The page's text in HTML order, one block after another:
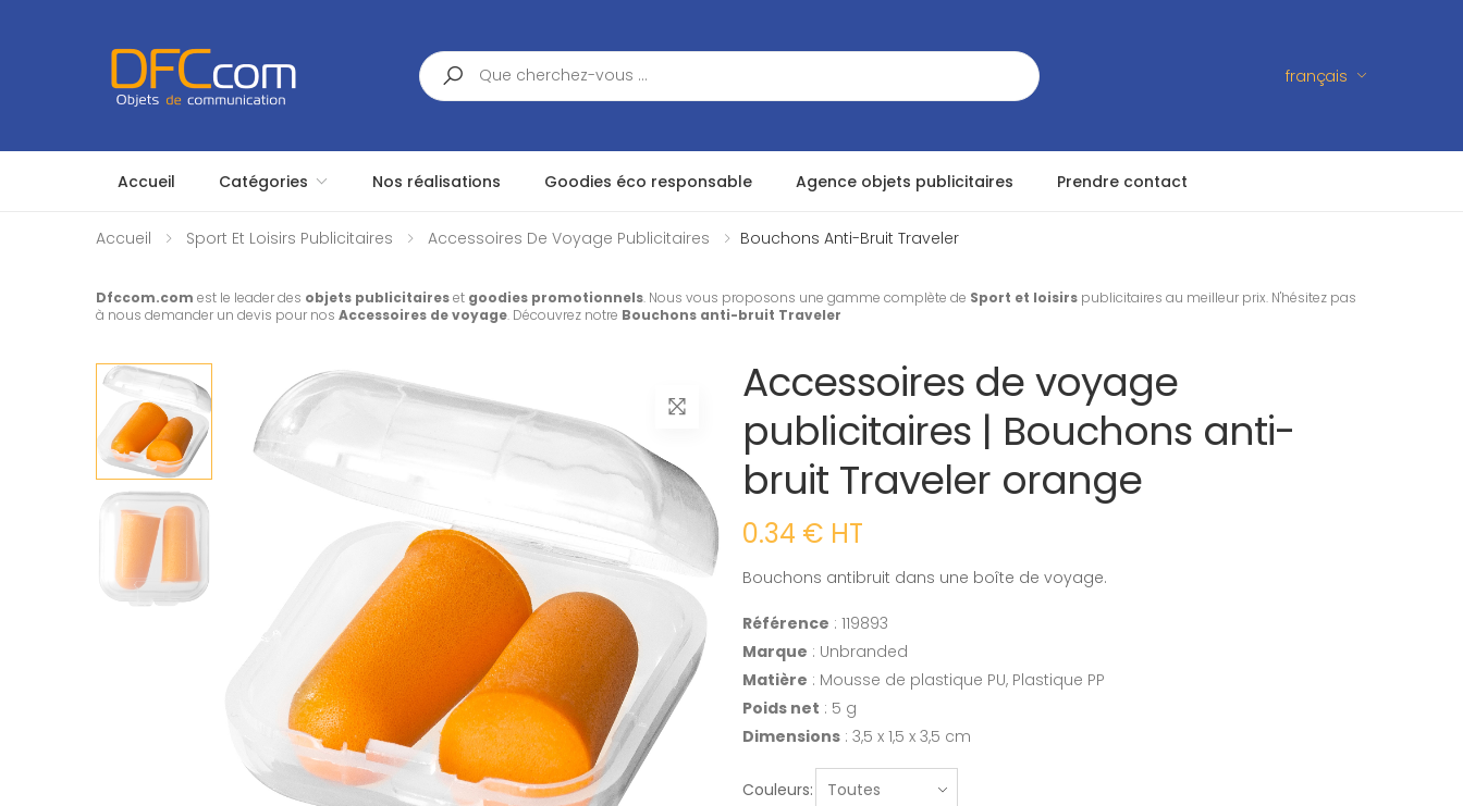
Search
français
Accueil Catégories Nos réalisations Goodies éco responsable Agence objets publicitaires Prendre contact
Accueil Sport Et Loisirs Publicitaires Accessoires De Voyage Publicitaires Bouchons Anti-Bruit Traveler
Dfccom.com est le leader des objets publicitaireset goodies promotionnels. Nous vous proposons une gamme complète de Sport et loisirs publicitaires au meilleur prix. N'hésitez pas
à nous demander un devis pour nos Accessoires de voyage. Découvrez notre Bouchons anti-bruit Traveler
Accessoires de voyage
publicitaires | Bouchons anti-
bruit Traveler orange
0.34 € HT
Bouchons antibruit dans une boîte de voyage.
Référence : 119893
Marque : Unbranded
Matière : Mousse de plastique PU, Plastique PP
Poids net : 5 g
Dimensions : 3,5 x 1,5 x 3,5 cm
Couleurs: